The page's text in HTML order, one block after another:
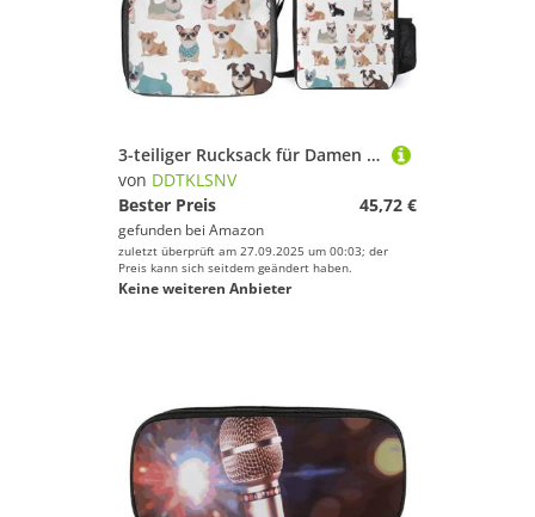
3-teiliger Rucksack für Damen und Herren, leicht, lässig, Tagesrucksack, Schultertaschen-Set mit isolierter Lunchtasche und Federmäppchen, Organizer, niedliches Chihuahua-Mopsmuster
von DDTKLSNV
Bester Preis
45,72 €
gefunden bei Amazon
zuletzt überprüft am 27.09.2025 um 00:03; der
Preis kann sich seitdem geändert haben.
Keine weiteren Anbieter